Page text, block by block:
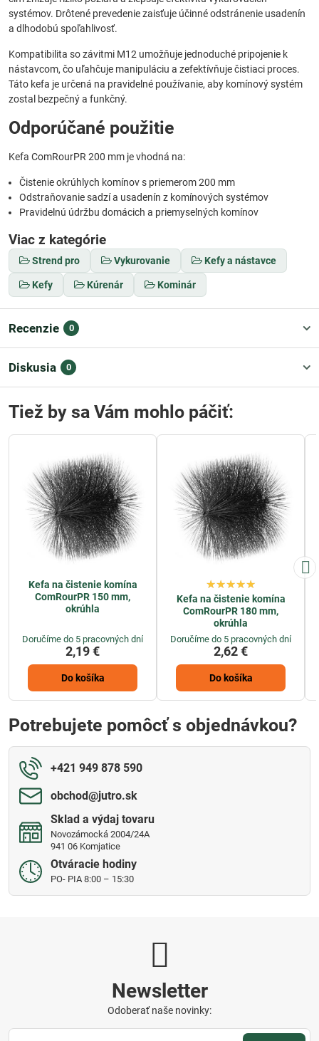
systémov. Drôtené prevedenie zaisťuje účinné odstránenie usadenín
a dlhodobú spoľahlivosť.
Kompatibilita so závitmi M12 umožňuje jednoduché pripojenie k
nástavcom, čo uľahčuje manipuláciu a zefektívňuje čistiaci proces.
Táto kefa je určená na pravidelné používanie, aby komínový systém
zostal bezpečný a funkčný.
Odporúčané použitie
Kefa ComRourPR 200 mm je vhodná na:
Čistenie okrúhlych komínov s priemerom 200 mm
Odstraňovanie sadzí a usadenín z komínových systémov
Pravidelnú údržbu domácich a priemyselných komínov
Viac z kategórie
Strend pro Vykurovanie Kefy a nástavce
Kefy Kúrenár Kominár
Recenzie 0
Diskusia 0
Tiež by sa Vám mohlo páčiť:
Kefa na čistenie komína
ComRourPR 150 mm,
okrúhla
Doručíme do 5 pracovných dní
2,19 €
Do košíka
Kefa na čistenie komína
ComRourPR 180 mm,
okrúhla
Doručíme do 5 pracovných dní
2,62 €
Do košíka
Potrebujete pomôcť s objednávkou?
+421 949 878 590
obchod​@jutro​.sk
Sklad a výdaj tovaru
Novozámocká 2004/24A
941 06 Komjatice
Otváracie hodiny
PO- PIA 8:00 – 15:30
Newsletter
Odoberať naše novinky: